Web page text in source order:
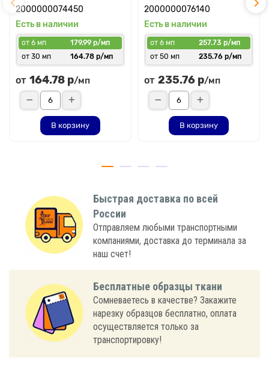
2000000074450
Есть в наличии
от 6 мп
179.99 р/мп
от 30 мп
164.78 р/мп
от 164.78 р/мп
В корзину
2000000076140
Есть в наличии
от 6 мп
257.73 р/мп
от 50 мп
235.76 р/мп
от 235.76 р/мп
В корзину
Быстрая доставка по всей
России
Отправляем любыми транспортными
компаниями, доставка до терминала за
наш счет!
Бесплатные образцы ткани
Сомневаетесь в качестве? Закажите
нарезку образцов бесплатно, оплата
осуществляется только за
транспортировку!